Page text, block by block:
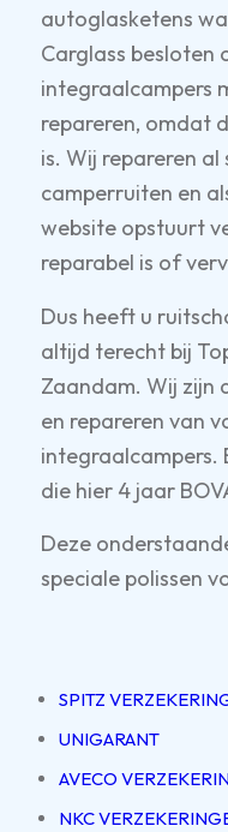
autoglasketens
Carglass besloten
integraalcampers
repareren, omdat
is. Wij repareren al
camperruiten en
website opstuurt
reparabel is of
Dus heeft u
altijd terecht bij
Zaandam. Wij zijn
en repareren van
integraalcampers.
die hier 4 jaar
Deze
speciale polissen
SPITZ
UNIGARANT
AVECO
NKC